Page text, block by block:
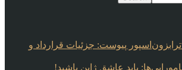
پیوست: جزئیات قرارداد و
باید عاشق ژاپن باشید!